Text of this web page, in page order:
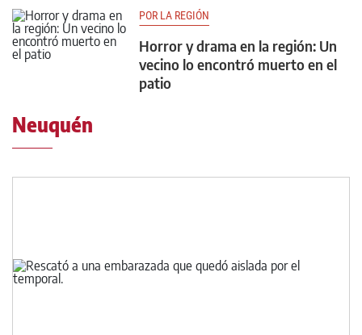
POR LA REGIÓN
Horror y drama en la región: Un
vecino lo encontró muerto en el
patio
Neuquén